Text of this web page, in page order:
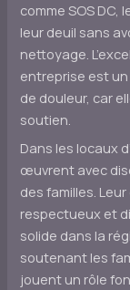
comme SOS
leur deuil sans
nettoyage.
entreprise est
de douleur, car
soutien.
Dans les locaux
œuvrent avec
des familles.
respectueux et
solide dans la
soutenant les
jouent un rôle